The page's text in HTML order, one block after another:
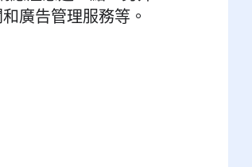
廣告管理服務等。